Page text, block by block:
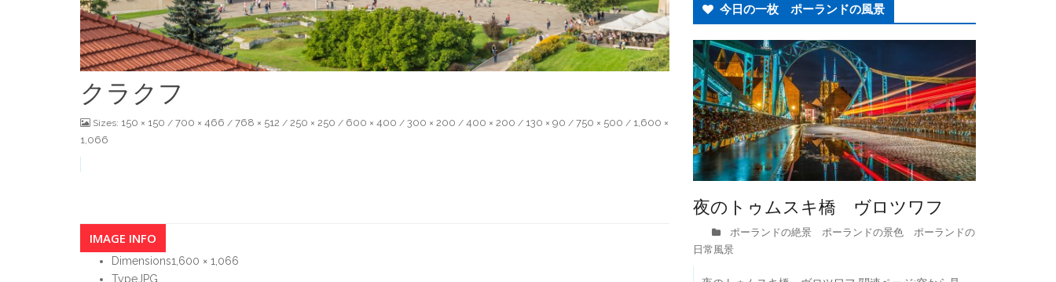
クラクフ
Sizes: 150 × 150 / 700 × 466 / 768 × 512 / 250 × 250 / 600 × 400 / 300 × 200 / 400 × 200 / 130 × 90 / 750 × 500 / 1,600 ×
1,066
IMAGE INFO
Dimensions1,600 × 1,066
Type JPG
今日の一枚 ポーランドの風景
夜のトゥムスキ橋 ヴロツワフ
ポーランドの絶景 ポーランドの景色 ポーランドの
日常風景